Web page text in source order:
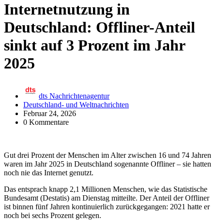
Internetnutzung in
Deutschland: Offliner-Anteil
sinkt auf 3 Prozent im Jahr
2025
dts Nachrichtenagentur
Deutschland- und Weltnachrichten
Februar 24, 2026
0 Kommentare
Gut drei Prozent der Menschen im Alter zwischen 16 und 74 Jahren
waren im Jahr 2025 in Deutschland sogenannte Offliner – sie hatten
noch nie das Internet genutzt.
Das entsprach knapp 2,1 Millionen Menschen, wie das Statistische
Bundesamt (Destatis) am Dienstag mitteilte. Der Anteil der Offliner
ist binnen fünf Jahren kontinuierlich zurückgegangen: 2021 hatte er
noch bei sechs Prozent gelegen.